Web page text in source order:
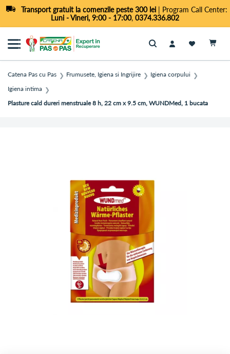
Transport gratuit la comenzile peste 300 lei| Program Call Center:
Luni - Vineri, 9:00 - 17:00, 0374.336.802
Cautare
Catena Pas cu Pas ❯ Frumusete, Igiena si Ingrijire ❯ Igiena corpului ❯
Igiena intima ❯
Plasture cald dureri menstruale 8 h, 22 cm x 9.5 cm, WUNDMed, 1 bucata